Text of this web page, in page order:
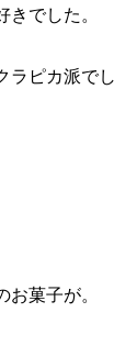
でした。
ラピカ派でし
お菓子が。